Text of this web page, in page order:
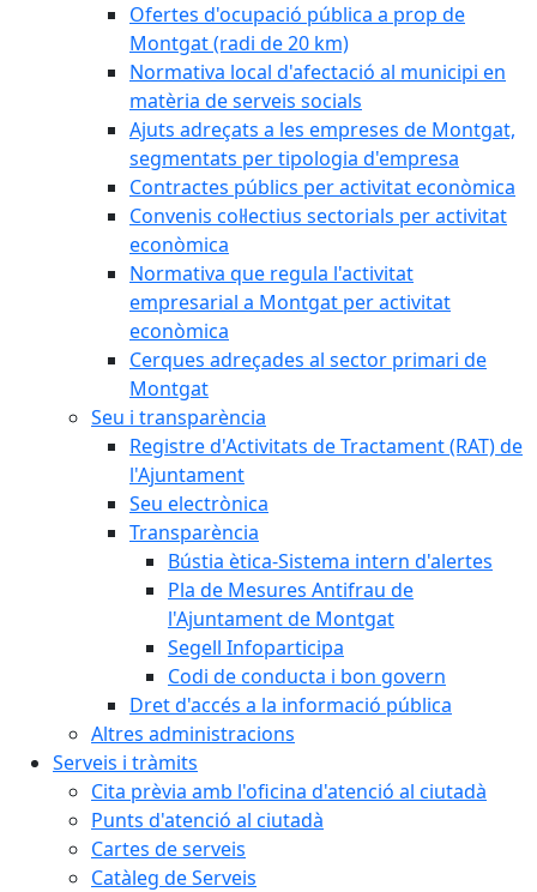
Ofertes d'ocupació pública a prop de
Montgat (radi de 20 km)
Normativa local d'afectació al municipi en
matèria de serveis socials
Ajuts adreçats a les empreses de Montgat,
segmentats per tipologia d'empresa
Contractes públics per activitat econòmica
Convenis col·lectius sectorials per activitat
econòmica
Normativa que regula l'activitat
empresarial a Montgat per activitat
econòmica
Cerques adreçades al sector primari de
Montgat
Seu i transparència
Registre d'Activitats de Tractament (RAT) de
l'Ajuntament
Seu electrònica
Transparència
Bústia ètica-Sistema intern d'alertes
Pla de Mesures Antifrau de
l'Ajuntament de Montgat
Segell Infoparticipa
Codi de conducta i bon govern
Dret d'accés a la informació pública
Altres administracions
Serveis i tràmits
Cita prèvia amb l'oficina d'atenció al ciutadà
Punts d'atenció al ciutadà
Cartes de serveis
Catàleg de Serveis